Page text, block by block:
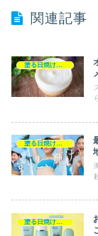
関連記事
塗る日焼け止め
塗る日焼け止め
塗る日焼け止め